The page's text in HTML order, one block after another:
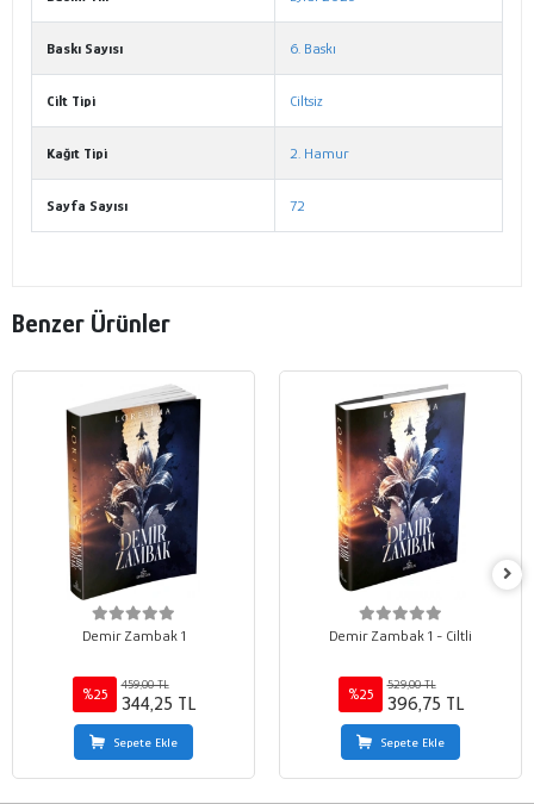
Baskı Sayısı 6. Baskı
Cilt Tipi Ciltsiz
Kağıt Tipi 2. Hamur
Sayfa Sayısı 72
Benzer Ürünler
Demir Zambak 1
%25
459,00 TL
344,25 TL
Sepete Ekle
Demir Zambak 1 - Ciltli
%25
529,00 TL
396,75 TL
Sepete Ekle